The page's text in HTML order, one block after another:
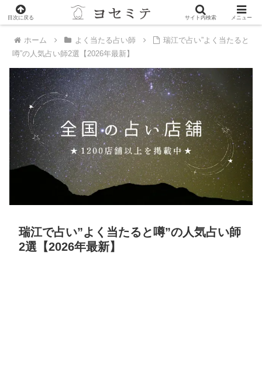
PR
ホーム よく当たる占い師
瑞江で占い”よく当たると
噂”の人気占い師2選【2026年最新】
瑞江で占い”よく当たると噂”の人気占い師
2選【2026年最新】
目次に戻る サイト内検索 メニュー